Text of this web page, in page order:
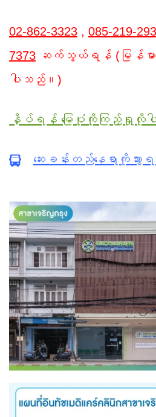
02-862-3323 , 085-219-
7373 ဆက်သွယ်ရန် (မြန်မာ
ပါသည်။)
နှိပ်ရန် မြေပုံကိုကြည့်ရှုလိုပ
ဆေးခန်းတည်နေရာကိုသွာ